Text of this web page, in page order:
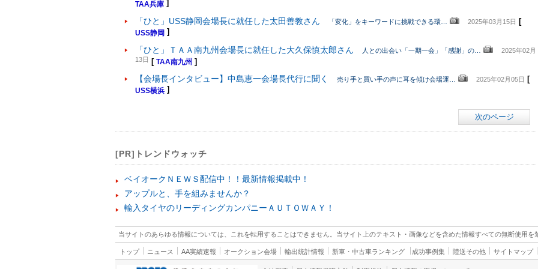
TAA兵庫 ]
「ひと」USS静岡会場長に就任した太田善教さん 「変化」をキーワードに挑戦できる環… 2025年03月15日 [
USS静岡 ]
「ひと」ＴＡＡ南九州会場長に就任した大久保慎太郎さん 人との出会い「一期一会」「感謝」の… 2025年02月
13日 [ TAA南九州 ]
【会場長インタビュー】中島恵一会場長代行に聞く 売り手と買い手の声に耳を傾け会場運… 2025年02月05日 [
USS横浜 ]
次のページ
[PR]トレンドウォッチ
ベイオークＮＥＷＳ配信中！！最新情報掲載中！
アップルと、手を組みませんか？
輸入タイヤのリーディングカンパニーＡＵＴＯＷＡＹ！
当サイトのあらゆる情報については、これを転用することはできません。当サイト上のテキスト・画像などを含めた情報すべての無断使用を
トップ ニュース AA実績速報 オークション会場 輸出統計情報 新車・中古車ランキング 成功事例集 陸送その他 サイトマップ